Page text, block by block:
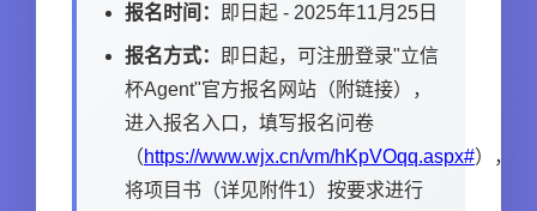
报名时间： 即日起 - 2025年11月25日
报名方式：
即日起，可注册登录"立信
杯Agent"官方报名网站（附链接），
进入报名入口，填写报名问卷
（https://www.wjx.cn/vm/hKpVOqq.aspx#），
将项目书（详见附件1）按要求进行